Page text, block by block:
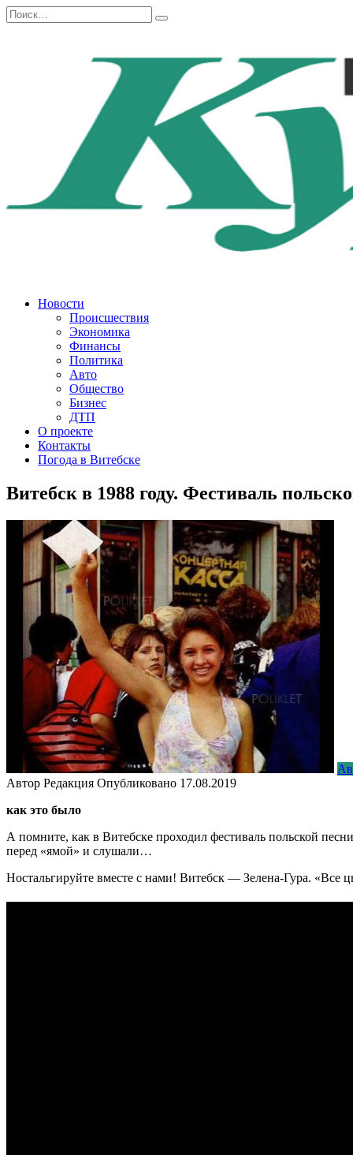
Перейти
к
Search
for:
Новости
Происшествия
Экономика
Финансы
Политика
Авто
Общество
Бизнес
ДТП
О проекте
Контакты
Погода в Витебске
Витебск в 1988 году. Фестиваль
Автор Редакция Опубликовано 17.08.2019
как это было
А помните, как в Витебске проходил фестиваль польской
перед «ямой» и слушали…
Ностальгируйте вместе с нами! Витебск — Зелена-Гура. «Все